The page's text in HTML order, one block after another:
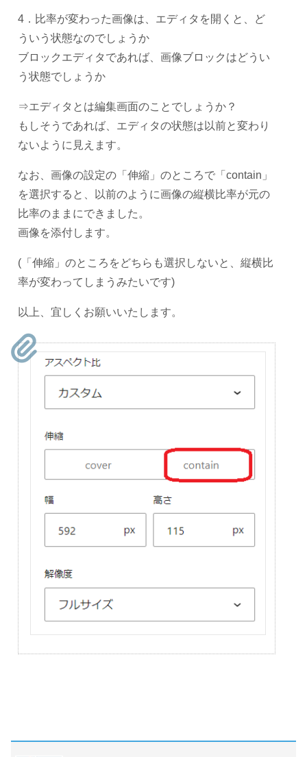
4．比率が変わった画像は、エディタを開くと、ど
ういう状態なのでしょうか
ブロックエディタであれば、画像ブロックはどうい
う状態でしょうか
⇒エディタとは編集画面のことでしょうか？
もしそうであれば、エディタの状態は以前と変わり
ないように見えます。
なお、画像の設定の「伸縮」のところで「contain」
を選択すると、以前のように画像の縦横比率が元の
比率のままにできました。
画像を添付します。
(「伸縮」のところをどちらも選択しないと、縦横比
率が変わってしまうみたいです)
以上、宜しくお願いいたします。